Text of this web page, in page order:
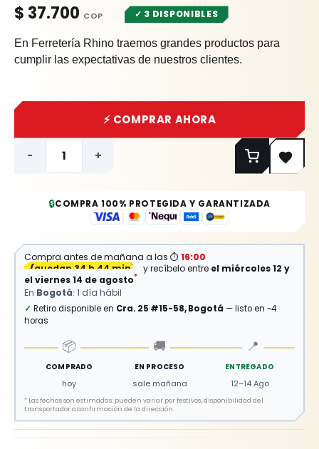
$ 37.700 ✓ 3 DISPONIBLES
En Ferretería Rhino traemos grandes productos para
cumplir las expectativas de nuestros clientes.
- +
⚡ COMPRAR AHORA
🔒COMPRA 100% PROTEGIDA Y GARANTIZADA
Compra antes de mañana a las ⏱ 16:00
(quedan 34 h 44 min) y recíbelo entre el miércoles 12 y
el viernes 14 de agosto*
En Bogotá: 1 día hábil
✓ Retiro disponible en Cra. 25 #15-58, Bogotá — listo en ~4
horas
📦
COMPRADO
hoy
🚚
EN PROCESO
sale mañana
📍
ENTREGADO
12–14 Ago
* Las fechas son estimadas: pueden variar por festivos, disponibilidad del
transportador o confirmación de la dirección.